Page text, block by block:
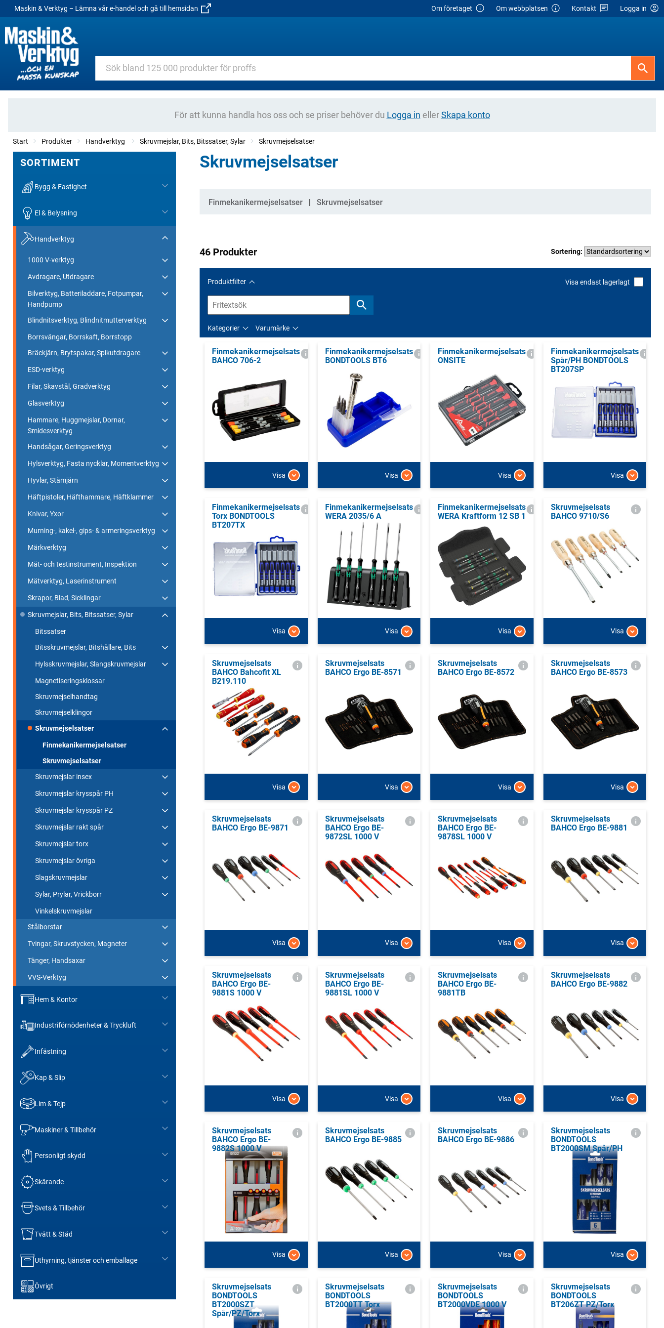
Maskin & Verktyg – Lämna vår e-handel och gå till hemsidan Om företaget Om webbplatsen Kontakt Logga in
För att kunna handla hos oss och se priser behöver du Logga in ellerSkapa konto
Start Produkter Handverktyg Skruvmejslar, Bits, Bitssatser, Sylar Skruvmejselsatser
SORTIMENT
Bygg & Fastighet
El & Belysning
Handverktyg
1000 V-verktyg
Avdragare, Utdragare
Bilverktyg, Batteriladdare, Fotpumpar,
Handpump
Blindnitsverktyg, Blindnitmutterverktyg
Borrsvängar, Borrskaft, Borrstopp
Bräckjärn, Brytspakar, Spikutdragare
ESD-verktyg
Filar, Skavstål, Gradverktyg
Glasverktyg
Hammare, Huggmejslar, Dornar,
Smidesverktyg
Handsågar, Geringsverktyg
Hylsverktyg, Fasta nycklar, Momentverktyg
Hyvlar, Stämjärn
Häftpistoler, Häfthammare, Häftklammer
Knivar, Yxor
Murning-, kakel-, gips- & armeringsverktyg
Märkverktyg
Mät- och testinstrument, Inspektion
Mätverktyg, Laserinstrument
Skrapor, Blad, Sicklingar
Skruvmejslar, Bits, Bitssatser, Sylar
Bitssatser
Bitsskruvmejslar, Bitshållare, Bits
Hylsskruvmejslar, Slangskruvmejslar
Magnetiseringsklossar
Skruvmejselhandtag
Skruvmejselklingor
Skruvmejselsatser
Finmekanikermejselsatser
Skruvmejselsatser
Skruvmejslar insex
Skruvmejslar krysspår PH
Skruvmejslar krysspår PZ
Skruvmejslar rakt spår
Skruvmejslar torx
Skruvmejslar övriga
Slagskruvmejslar
Sylar, Prylar, Vrickborr
Vinkelskruvmejslar
Stålborstar
Tvingar, Skruvstycken, Magneter
Tänger, Handsaxar
VVS-Verktyg
Hem & Kontor
Industriförnödenheter & Tryckluft
Infästning
Kap & Slip
Lim & Tejp
Maskiner & Tillbehör
Personligt skydd
Skärande
Svets & Tillbehör
Tvätt & Städ
Uthyrning, tjänster och emballage
Övrigt
Skruvmejselsatser
Kategorier
Finmekanikermejselsatser Skruvmejselsatser
46 Produkter Sortering:
Produktfilter Visa endast lagerlagt
Kategorier Varumärke
Finmekanikermejselsats
BAHCO 706-2
Visa
Finmekanikermejselsats
BONDTOOLS BT6
Visa
Finmekanikermejselsats
ONSITE
Visa
Finmekanikermejselsats
Spår/PH BONDTOOLS
BT207SP
Visa
Finmekanikermejselsats
Torx BONDTOOLS
BT207TX
Visa
Finmekanikermejselsats
WERA 2035/6 A
Visa
Finmekanikermejselsats
WERA Kraftform 12 SB 1
Visa
Skruvmejselsats
BAHCO 9710/S6
Visa
Skruvmejselsats
BAHCO Bahcofit XL
B219.110
Visa
Skruvmejselsats
BAHCO Ergo BE-8571
Visa
Skruvmejselsats
BAHCO Ergo BE-8572
Visa
Skruvmejselsats
BAHCO Ergo BE-8573
Visa
Skruvmejselsats
BAHCO Ergo BE-9871
Visa
Skruvmejselsats
BAHCO Ergo BE-
9872SL 1000 V
Visa
Skruvmejselsats
BAHCO Ergo BE-
9878SL 1000 V
Visa
Skruvmejselsats
BAHCO Ergo BE-9881
Visa
Skruvmejselsats
BAHCO Ergo BE-
9881S 1000 V
Visa
Skruvmejselsats
BAHCO Ergo BE-
9881SL 1000 V
Visa
Skruvmejselsats
BAHCO Ergo BE-
9881TB
Visa
Skruvmejselsats
BAHCO Ergo BE-9882
Visa
Skruvmejselsats
BAHCO Ergo BE-
9882S 1000 V
Visa
Skruvmejselsats
BAHCO Ergo BE-9885
Visa
Skruvmejselsats
BAHCO Ergo BE-9886
Visa
Skruvmejselsats
BONDTOOLS
BT2000SM Spår/PH
Visa
Skruvmejselsats
BONDTOOLS
BT2000SZT
Spår/PZ/Torx
Skruvmejselsats
BONDTOOLS
BT2000TT Torx
Skruvmejselsats
BONDTOOLS
BT2000VDE 1000 V
Skruvmejselsats
BONDTOOLS
BT206ZT PZ/Torx